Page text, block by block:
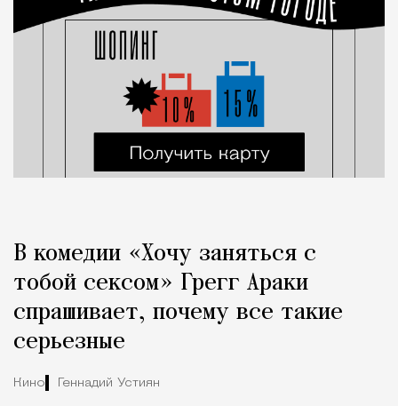
В комедии «Хочу заняться с
тобой сексом» Грегг Араки
спрашивает, почему все такие
серьезные
Кино Геннадий Устиян